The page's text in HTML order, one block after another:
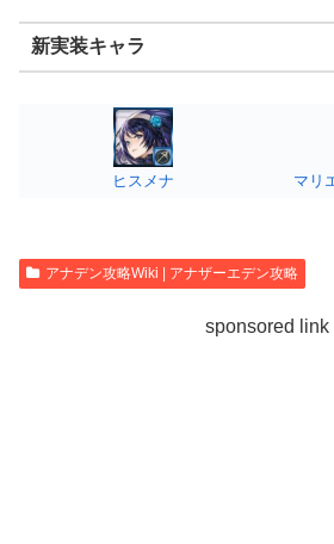
新実装キャラ
ヒスメナ マリ
アナデン攻略Wiki | アナザーエデン攻略
sponsored link